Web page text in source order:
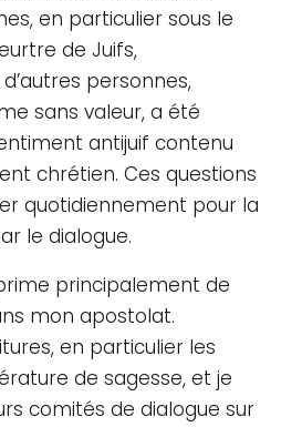
en particulier sous le
de Juifs,
personnes,
sans valeur, a été
antijuif contenu
chrétien. Ces questions
quotidiennement pour la
le dialogue.
principalement de
mon apostolat.
en particulier les
de sagesse, et je
comités de dialogue sur